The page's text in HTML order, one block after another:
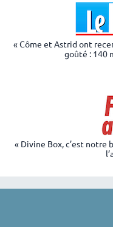
« Côme et Astrid ont
goûté : 140
« Divine Box, c’est notre